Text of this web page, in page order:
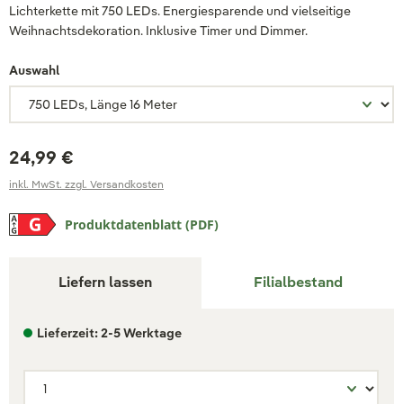
Lichterkette mit 750 LEDs. Energiesparende und vielseitige
Weihnachtsdekoration. Inklusive Timer und Dimmer.
Auswahl
24,99 €
inkl. MwSt. zzgl. Versandkosten
Produktdatenblatt (PDF)
Liefern lassen Filialbestand
Lieferzeit: 2-5 Werktage